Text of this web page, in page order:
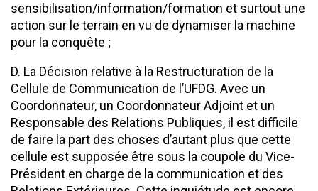
sensibilisation/information/formation et surtout une
action sur le terrain en vu de dynamiser la machine
pour la conquête ;
D. La Décision relative à la Restructuration de la
Cellule de Communication de l’UFDG. Avec un
Coordonnateur, un Coordonnateur Adjoint et un
Responsable des Relations Publiques, il est difficile
de faire la part des choses d’autant plus que cette
cellule est supposée être sous la coupole du Vice-
Président en charge de la communication et des